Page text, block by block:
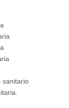
sanitario